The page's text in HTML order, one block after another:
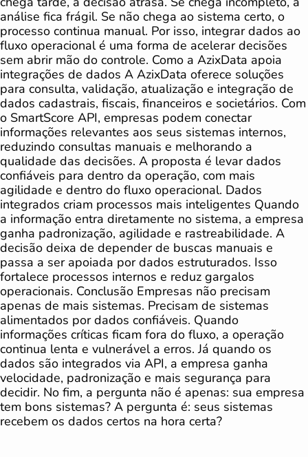
análise fica frágil. Se não chega ao sistema certo, o
processo continua manual. Por isso, integrar dados ao
fluxo operacional é uma forma de acelerar decisões
sem abrir mão do controle. Como a AzixData apoia
integrações de dados A AzixData oferece soluções
para consulta, validação, atualização e integração de
dados cadastrais, fiscais, financeiros e societários. Com
o SmartScore API, empresas podem conectar
informações relevantes aos seus sistemas internos,
reduzindo consultas manuais e melhorando a
qualidade das decisões. A proposta é levar dados
confiáveis para dentro da operação, com mais
agilidade e dentro do fluxo operacional. Dados
integrados criam processos mais inteligentes Quando
a informação entra diretamente no sistema, a empresa
ganha padronização, agilidade e rastreabilidade. A
decisão deixa de depender de buscas manuais e
passa a ser apoiada por dados estruturados. Isso
fortalece processos internos e reduz gargalos
operacionais. Conclusão Empresas não precisam
apenas de mais sistemas. Precisam de sistemas
alimentados por dados confiáveis. Quando
informações críticas ficam fora do fluxo, a operação
continua lenta e vulnerável a erros. Já quando os
dados são integrados via API, a empresa ganha
velocidade, padronização e mais segurança para
decidir. No fim, a pergunta não é apenas: sua empresa
tem bons sistemas? A pergunta é: seus sistemas
recebem os dados certos na hora certa?